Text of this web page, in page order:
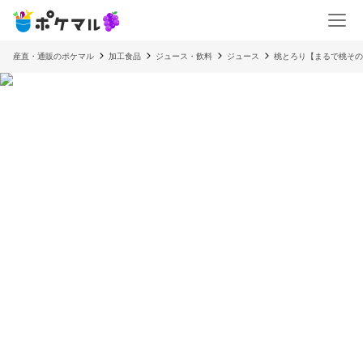
産直・通販のポケマル 加工食品 ジュース・飲料 ジュース 桃とろり【まるで桃そ